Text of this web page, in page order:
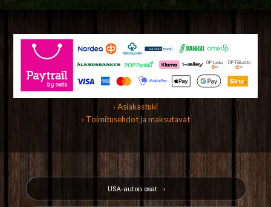
› Asiakastuki
› Toimitusehdot ja maksutavat
USA-auton osat